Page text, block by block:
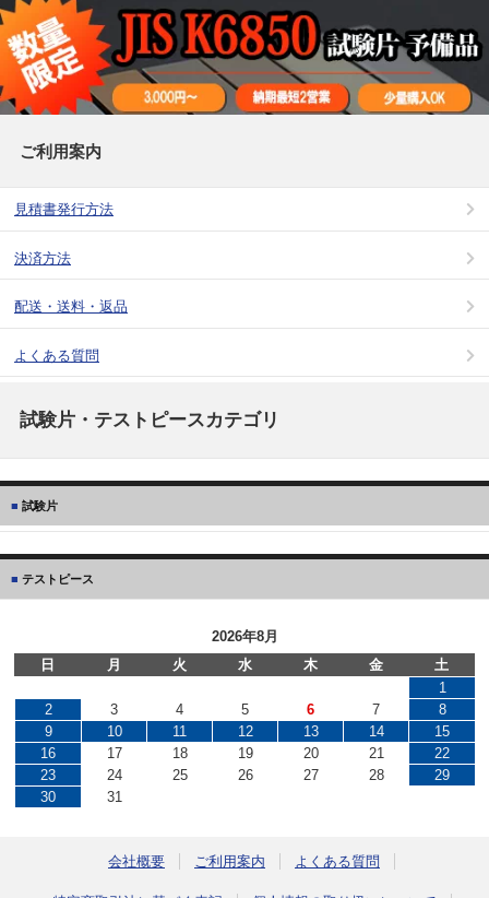
ご利用案内
見積書発行方法
決済方法
配送・送料・返品
よくある質問
試験片・テストピースカテゴリ
試験片
テストピース
2026年8月
日
月 火 水 木 金
土
1
2
3 4 5 6 7
8
9
10 11 12 13 14
15
16
17 18 19 20 21
22
23
24 25 26 27 28
29
30
31
会社概要 ご利用案内 よくある質問